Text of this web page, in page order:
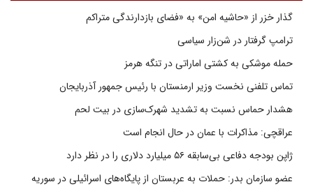
گذار خزر از «حاشیه امن» به «فضای بازدارندگی متراکم
ترامپ گرفتار در شن‌زار سیاسی
حمله موشکی به کشتی اماراتی در تنگه هرمز
تماس تلفنی نخست وزیر ارمنستان با رئیس جمهور آذربایجان
هشدار حماس نسبت به تشدید شهرک‌سازی در بیت‌ لحم
عراقچی: مذاکرات با عمان در حال انجام است
ژاپن بودجه دفاعی بی‌سابقه ۵۶ میلیارد دلاری را در نظر دارد
عضو سازمان بدر: حملات به عربستان از پایگاه‌های اسرائیلی در سوریه